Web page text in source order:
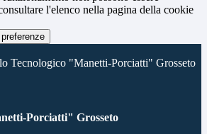
l'elenco nella pagina della cookie
Tecnologico "Manetti-Porciatti" Grosseto
Porciatti" Grosseto